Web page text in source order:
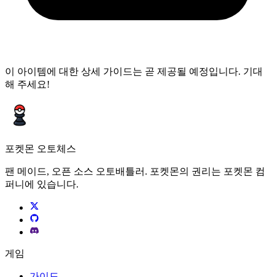
이 아이템에 대한 상세 가이드는 곧 제공될 예정입니다. 기대
해 주세요!
포켓몬 오토체스
팬 메이드, 오픈 소스 오토배틀러. 포켓몬의 권리는 포켓몬 컴
퍼니에 있습니다.
게임